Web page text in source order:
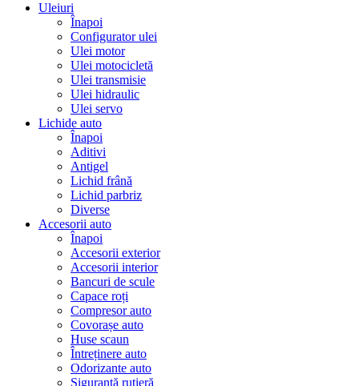
Uleiuri
Înapoi
Configurator ulei
Ulei motor
Ulei motocicletă
Ulei transmisie
Ulei hidraulic
Ulei servo
Lichide auto
Înapoi
Aditivi
Antigel
Lichid frână
Lichid parbriz
Diverse
Accesorii auto
Înapoi
Accesorii exterior
Accesorii interior
Bancuri de scule
Capace roți
Compresor auto
Covorașe auto
Huse scaun
Întreținere auto
Odorizante auto
Siguranță rutieră